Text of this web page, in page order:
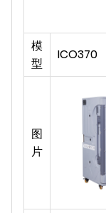
模
型
ICO370
图
片